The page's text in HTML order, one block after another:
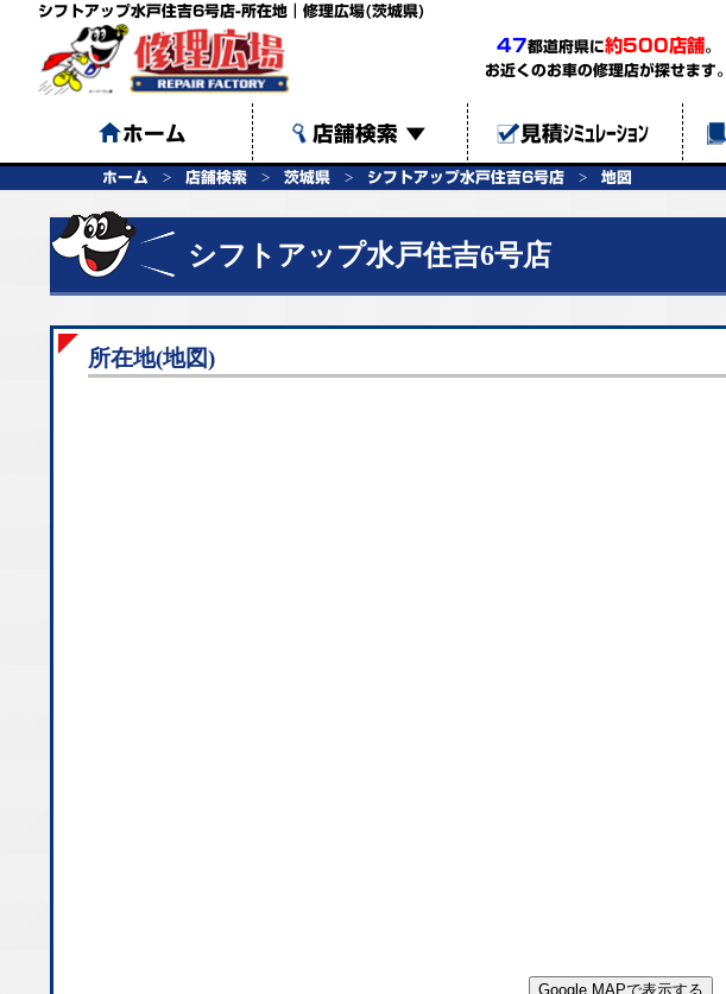
シフトアップ水戸住吉6号店-所在地｜修理広場(茨城県)
47都道府県に約500店舗。
お近くのお車の修理店が探せます。
ホーム 店舗検索 ▼ 見積ｼﾐｭﾚｰｼｮﾝ
ホーム 店舗検索 茨城県 シフトアップ水戸住吉6号店 地図
シフトアップ水戸住吉6号店
所在地(地図)
Google MAPで表示する